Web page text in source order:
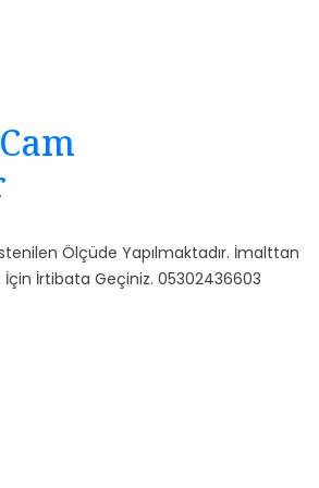
Ölçüde Yapılmaktadır. İmalttan
İçin İrtibata Geçiniz. 05302436603